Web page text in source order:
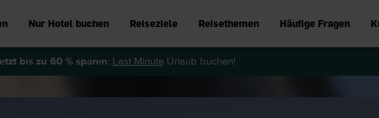
Nur Hotel buchen Reiseziele Reisethemen Häufige Fragen
bis zu 60 % sparen: Last MinuteUrlaub buchen!